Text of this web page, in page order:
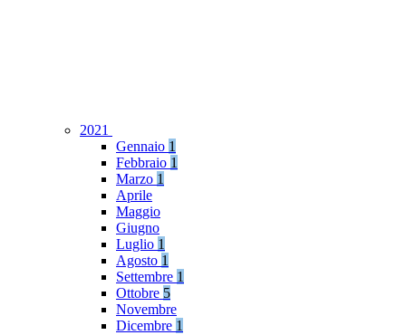
2021
Gennaio 1
Febbraio 1
Marzo 1
Aprile
Maggio
Giugno
Luglio 1
Agosto 1
Settembre 1
Ottobre 5
Novembre
Dicembre 1